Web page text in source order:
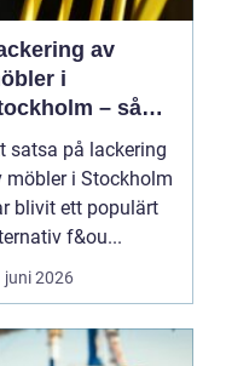
av
i
– så
du hemmet
professionell
satsa på lackering
möbler i Stockholm
blivit ett populärt
f&ou...
juni 2026